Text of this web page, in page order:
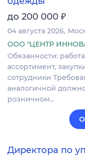
до 200 000 ₽
04 августа 2026
ООО "ЦЕНТР
Обязанности:
ассортимент,
сотрудники
аналогичной
розничном…
Директора по